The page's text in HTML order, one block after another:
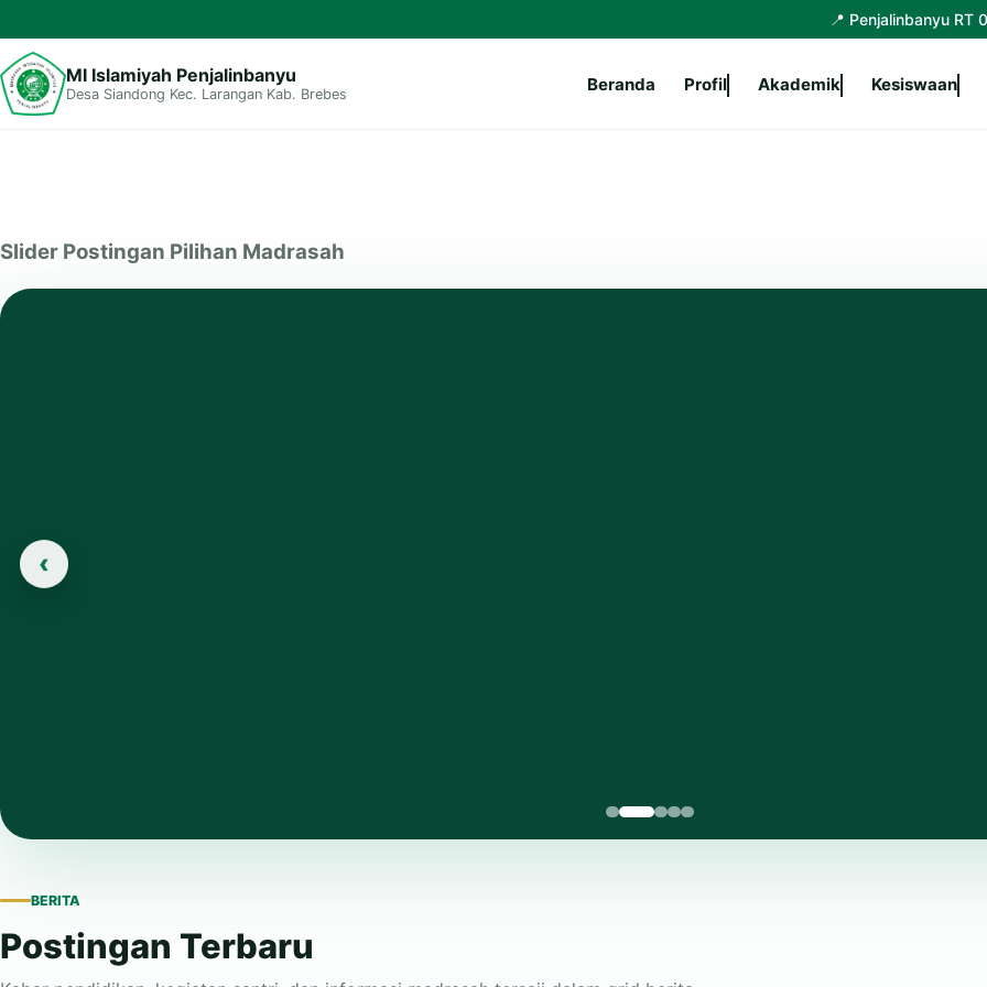
📍 Penjalinbanyu RT 007 RW 001
MI Islamiyah Penjalinbanyu
Desa Siandong Kec. Larangan Kab. Brebes Beranda Profil Akademik Kesiswaan
Slider Postingan Pilihan Madrasah
Ma'arif
NU
‹
BERITA
Postingan Terbaru